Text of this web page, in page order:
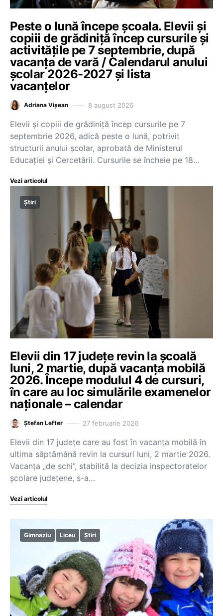
Peste o lună începe școala. Elevii și
copiii de grădiniță încep cursurile și
activitățile pe 7 septembrie, după
vacanța de vară / Calendarul anului
școlar 2026-2027 și lista
vacanțelor
Adriana Vișean 8 august 2026
Elevii și copiii de grădiniță încep cursurile pe 7
septembrie 2026, adică peste o lună, potrivit
structurii anului școlar, aprobată de Ministerul
Educației și Cercetării. Cursurile se încheie pe 18…
Vezi articolul
Știri
Elevii din 17 județe revin la școală
luni, 2 martie, după vacanța mobilă
2026. Începe modulul 4 de cursuri,
în care au loc simulările examenelor
naționale – calendar
Ștefan Lefter 27 februarie 2026
Elevii din 17 județe care au fost în vacanța mobilă în
ultima săptămână revin la cursuri luni, 2 martie 2026.
Vacanța „de schi”, stabilită la decizia inspectoratelor
școlare județene, s-a…
Vezi articolul
Gimnaziu Liceu Știri